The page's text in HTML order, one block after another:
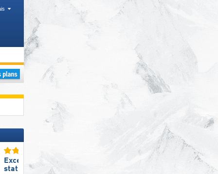
Excellente
station de ski familiale
Excellent enneigement